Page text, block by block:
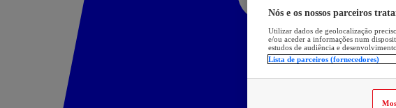
Nós e os nossos parceiros
Utilizar dados de geolocalização
e/ou aceder a informações num
estudos de audiência e
Lista de parceiros (fornecedores)